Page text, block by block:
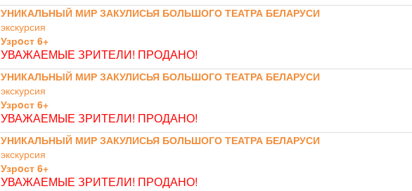
УНИКАЛЬНЫЙ МИР ЗАКУЛИСЬЯ БОЛЬШОГО ТЕАТРА БЕЛАРУСИ
экскурсия
Узрoст 6+
УВАЖАЕМЫЕ ЗРИТЕЛИ! ПРОДАНО!
УНИКАЛЬНЫЙ МИР ЗАКУЛИСЬЯ БОЛЬШОГО ТЕАТРА БЕЛАРУСИ
экскурсия
Узрoст 6+
УВАЖАЕМЫЕ ЗРИТЕЛИ! ПРОДАНО!
УНИКАЛЬНЫЙ МИР ЗАКУЛИСЬЯ БОЛЬШОГО ТЕАТРА БЕЛАРУСИ
экскурсия
Узрoст 6+
УВАЖАЕМЫЕ ЗРИТЕЛИ! ПРОДАНО!